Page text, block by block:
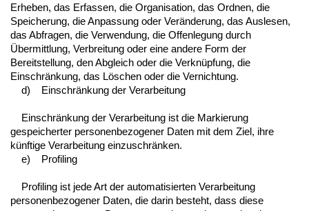
Erheben, das Erfassen, die Organisation, das Ordnen, die
Speicherung, die Anpassung oder Veränderung, das Auslesen,
das Abfragen, die Verwendung, die Offenlegung durch
Übermittlung, Verbreitung oder eine andere Form der
Bereitstellung, den Abgleich oder die Verknüpfung, die
Einschränkung, das Löschen oder die Vernichtung.
d) Einschränkung der Verarbeitung
Einschränkung der Verarbeitung ist die Markierung
gespeicherter personenbezogener Daten mit dem Ziel, ihre
künftige Verarbeitung einzuschränken.
e) Profiling
Profiling ist jede Art der automatisierten Verarbeitung
personenbezogener Daten, die darin besteht, dass diese